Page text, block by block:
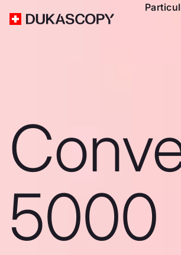
5000